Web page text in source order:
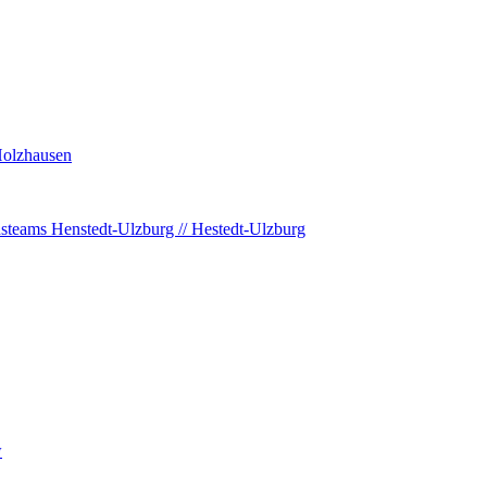
Henstedt-Ulzburg // Hestedt-Ulzburg